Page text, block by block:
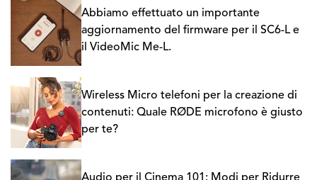
Abbiamo effettuato un importante
aggiornamento del firmware per il SC6-L e
il VideoMic Me-L.
Wireless Micro telefoni per la creazione di
contenuti: Quale RØDE microfono è giusto
per te?